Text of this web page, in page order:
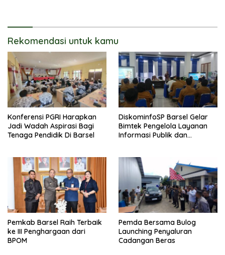
Rekomendasi untuk kamu
Konferensi PGRI Harapkan
Jadi Wadah Aspirasi Bagi
Tenaga Pendidik Di Barsel
DiskominfoSP Barsel Gelar
Bimtek Pengelola Layanan
Informasi Publik dan
Pemkab Barsel Raih Terbaik
ke III Penghargaan dari
BPOM
Pemda Bersama Bulog
Launching Penyaluran
Cadangan Beras